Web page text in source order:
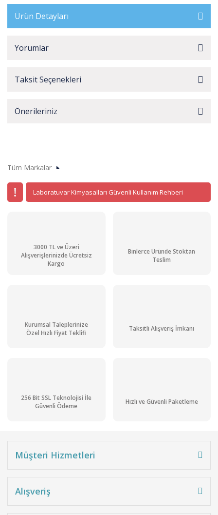
Ürün Detayları
Yorumlar
Taksit Seçenekleri
Önerileriniz
Tüm Markalar
Laboratuvar Kimyasalları Güvenli Kullanım Rehberi
3000 TL ve Üzeri
Alışverişlerinizde Ücretsiz
Kargo
Binlerce Üründe Stoktan
Teslim
Kurumsal Taleplerinize
Özel Hızlı Fiyat Teklifi
Taksitli Alışveriş İmkanı
256 Bit SSL Teknolojisi İle
Güvenli Ödeme
Hızlı ve Güvenli Paketleme
Müşteri Hizmetleri
Alışveriş